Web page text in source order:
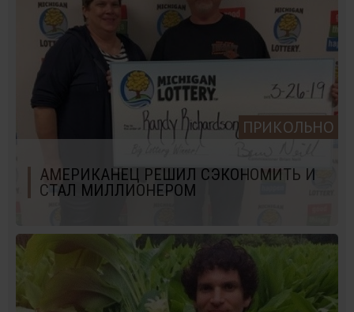
ПРИКОЛЬНО
АМЕРИКАНЕЦ РЕШИЛ СЭКОНОМИТЬ И
СТАЛ МИЛЛИОНЕРОМ